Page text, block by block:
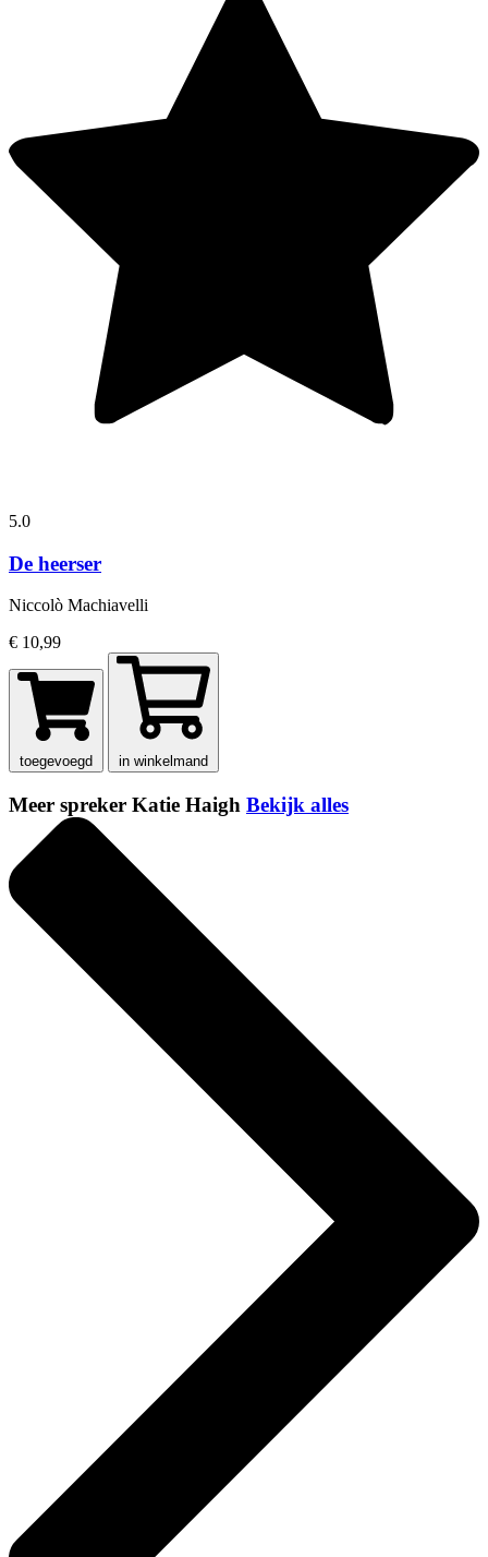
5.0
De heerser
Niccolò Machiavelli
€ 10,99
toegevoegd in winkelmand
Meer spreker Katie Haigh Bekijk alles